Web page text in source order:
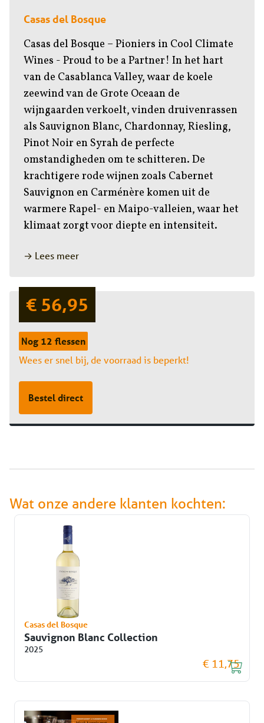
Casas del Bosque
Casas del Bosque – Pioniers in Cool Climate
Wines - Proud to be a Partner! In het hart
van de Casablanca Valley, waar de koele
zeewind van de Grote Oceaan de
wijngaarden verkoelt, vinden druivenrassen
als Sauvignon Blanc, Chardonnay, Riesling,
Pinot Noir en Syrah de perfecte
omstandigheden om te schitteren. De
krachtigere rode wijnen zoals Cabernet
Sauvignon en Carménère komen uit de
warmere Rapel- en Maipo-valleien, waar het
klimaat zorgt voor diepte en intensiteit.
→ Lees meer
€ 56,95
Nog 12 flessen
Wees er snel bij, de voorraad is beperkt!
Bestel direct
Wat onze andere klanten kochten:
Casas del Bosque
Sauvignon Blanc Collection
2025
€ 11,75